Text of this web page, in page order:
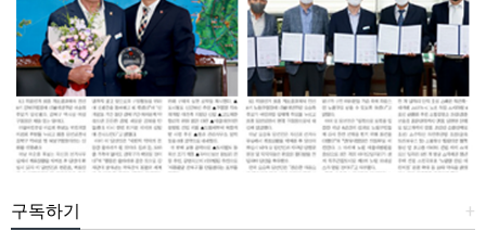
+
구독하기